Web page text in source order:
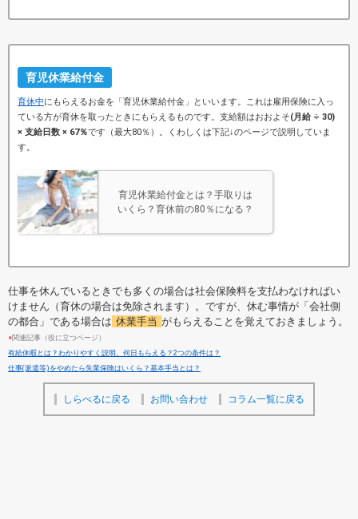
育児休業給付金
育休中にもらえるお金を「育児休業給付金」といいます。これは雇用保険に入っ
ている方が育休を取ったときにもらえるものです。支給額はおおよそ(月給 ÷ 30)
× 支給日数 × 67％です（最大80％）。くわしくは下記↓のページで説明していま
す。
育児休業給付金とは？手取りは
いくら？育休前の80％になる？
仕事を休んでいるときでも多くの場合は社会保険料を支払わなければい
けません（育休の場合は免除されます）。ですが、休む事情が「会社側
の都合」である場合は 休業手当 がもらえることを覚えておきましょう。
●関連記事（役に立つページ）
有給休暇とは？わかりやすく説明。何日もらえる？2つの条件は？
仕事(派遣等)をやめたら失業保険はいくら？基本手当とは？
しらべるに戻る お問い合わせ コラム一覧に戻る